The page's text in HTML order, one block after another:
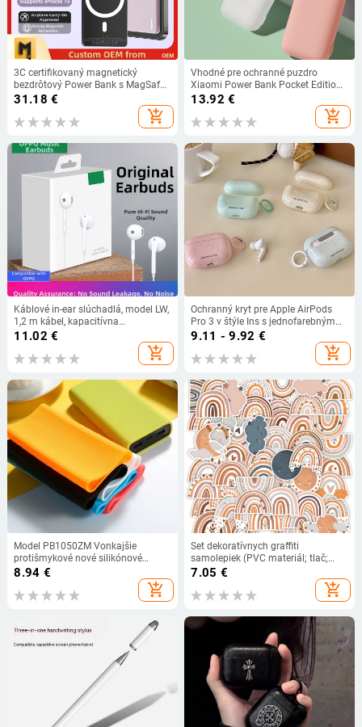
3C certifikovaný magnetický
bezdrôtový Power Bank s MagSafe,
PD 20W rýchle nabíjanie,
31.18 €
add_shopping_cart
Vhodné pre ochranné puzdro
Xiaomi Power Bank Pocket Edition
Pro 33W silikónové 10000mA
protišmykové ochranné puzdro pre
Power Bank
13.92 €
add_shopping_cart
Káblové in-ear slúchadlá, model LW,
1,2 m kábel, kapacitívna
technológia
11.02 €
add_shopping_cart
Ochranný kryt pre Apple AirPods
Pro 3 v štýle Ins s jednofarebným
dizajnom splash ink
9.11 - 9.92 €
add_shopping_cart
Model PB1050ZM Vonkajšie
protišmykové nové silikónové
ochranné puzdro pre Xiaomi
powerbank 3 10000mAh Super
Flash nabíjačka príslušenstvo
8.94 €
add_shopping_cart
Set dekoratívnych graffiti
samolepiek (PVC materiál; tlač;
dekoračná funkcia; samostatné
7.05 €
add_shopping_cart